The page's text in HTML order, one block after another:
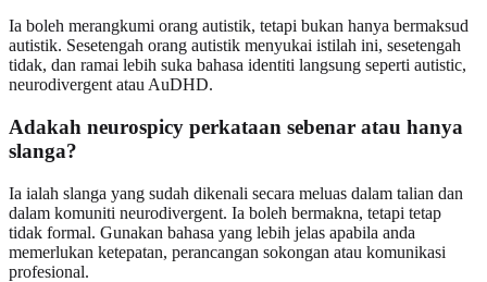
Ia boleh merangkumi orang autistik, tetapi bukan hanya bermaksud
autistik. Sesetengah orang autistik menyukai istilah ini, sesetengah
tidak, dan ramai lebih suka bahasa identiti langsung seperti autistic,
neurodivergent atau AuDHD.
Adakah neurospicy perkataan sebenar atau hanya
slanga?
Ia ialah slanga yang sudah dikenali secara meluas dalam talian dan
dalam komuniti neurodivergent. Ia boleh bermakna, tetapi tetap
tidak formal. Gunakan bahasa yang lebih jelas apabila anda
memerlukan ketepatan, perancangan sokongan atau komunikasi
profesional.